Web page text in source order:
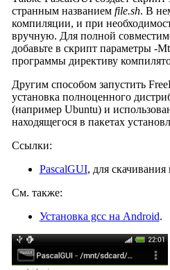
странным названием file.sh. В
компиляции, и при
вручную. Для полной
добавьте в скрипт параметры -
программы директиву
Другим способом запустить
установка полноценного
(например Ubuntu) и
находящегося в пакетах
Ссылки:
PascalGUI, для скачивания
См. также:
Установка gcc на Android.